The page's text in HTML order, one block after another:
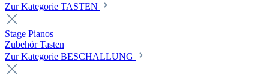
Zur Kategorie TASTEN
Stage Pianos
Zubehör Tasten
Zur Kategorie BESCHALLUNG